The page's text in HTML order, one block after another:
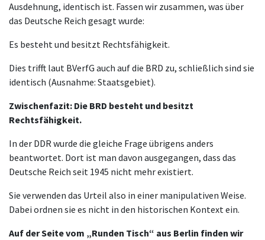
Ausdehnung, identisch ist. Fassen wir zusammen, was über
das Deutsche Reich gesagt wurde:
Es besteht und besitzt Rechtsfähigkeit.
Dies trifft laut BVerfG auch auf die BRD zu, schließlich sind sie
identisch (Ausnahme: Staatsgebiet).
Zwischenfazit: Die BRD besteht und besitzt
Rechtsfähigkeit.
In der DDR wurde die gleiche Frage übrigens anders
beantwortet. Dort ist man davon ausgegangen, dass das
Deutsche Reich seit 1945 nicht mehr existiert.
Sie verwenden das Urteil also in einer manipulativen Weise.
Dabei ordnen sie es nicht in den historischen Kontext ein.
Auf der Seite vom „Runden Tisch“ aus Berlin finden wir